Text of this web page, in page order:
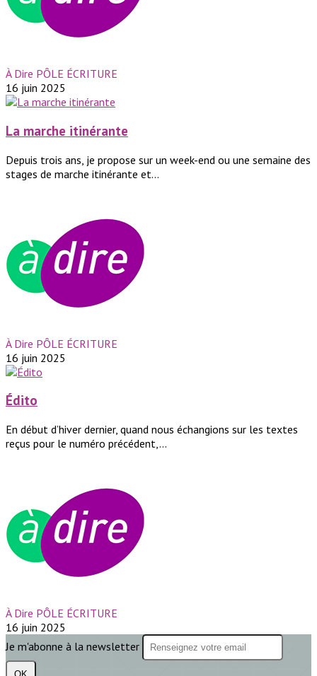
À Dire PÔLE ÉCRITURE
16 juin 2025
La marche itinérante
Depuis trois ans, je propose sur un week-end ou une semaine des
stages de marche itinérante et...
À Dire PÔLE ÉCRITURE
16 juin 2025
Édito
En début d’hiver dernier, quand nous échangions sur les textes
reçus pour le numéro précédent,...
À Dire PÔLE ÉCRITURE
16 juin 2025
Je m'abonne à la newsletter